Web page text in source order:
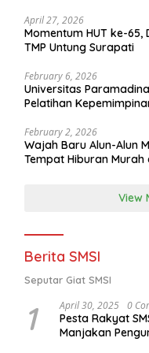
April 27, 2026
Momentum HUT ke-
TMP Untung Surapati
February 6, 2026
Universitas
Pelatihan
February 2, 2026
Wajah Baru Alun-Alun
Tempat Hiburan
View
Berita SMSI
Seputar Giat SMSI
1 April 30, 2025 0
Pesta Rakyat
Manjakan